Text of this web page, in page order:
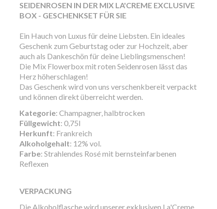
SEIDENROSEN IN DER MIX LA'CREME EXCLUSIVE
BOX - GESCHENKSET FÜR SIE
Ein Hauch von Luxus für deine Liebsten. Ein ideales
Geschenk zum Geburtstag oder zur Hochzeit, aber
auch als Dankeschön für deine Lieblingsmenschen!
Die Mix Flowerbox mit roten Seidenrosen lässt das
Herz höherschlagen!
Das Geschenk wird von uns verschenkbereit verpackt
und können direkt überreicht werden.
Kategorie: Champagner, halbtrocken
Füllgewicht: 0,75l
Herkunft: Frankreich
Alkoholgehalt: 12% vol.
Farbe: Strahlendes Rosé mit bernsteinfarbenen
Reflexen
VERPACKUNG
Die Alkoholflasche wird unserer exklusiven La'Creme